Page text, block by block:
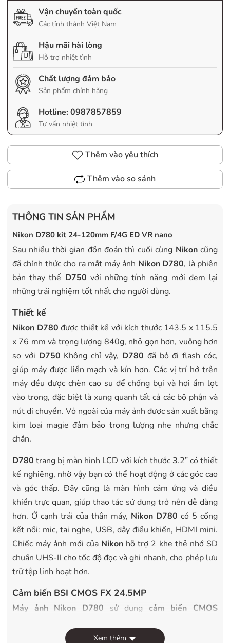
Vận chuyển toàn quốc
Các tỉnh thành Việt Nam
Hậu mãi hài lòng
Hỗ trợ nhiệt tình
Chất lượng đảm bảo
Sản phẩm chính hãng
Hotline:0987857859
Tư vấn nhiệt tình
Thêm vào yêu thích
Thêm vào so sánh
THÔNG TIN SẢN PHẨM
Nikon D780 kit 24-120mm F/4G ED VR nano
Sau nhiều thời gian đồn đoán thì cuối cùng Nikoncũng
đã chính thức cho ra mắt máy ảnh Nikon D780, là phiên
bản thay thế D750 với những tính năng mới đem lại
những trải nghiệm tốt nhất cho người dùng.
Thiết kế
Nikon D780 được thiết kế với kích thước 143.5 x 115.5
x 76 mm và trọng lượng 840g, nhỏ gọn hơn, vuông hơn
so với D750 Không chỉ vậy, D780 đã bỏ đi flash cóc,
giúp máy được liền mạch và kín hơn. Các vị trí hở trên
máy đều được chèn cao su để chống bụi và hơi ẩm lọt
vào trong, đặc biệt là xung quanh tất cả các bộ phận và
nút di chuyển. Vỏ ngoài của máy ảnh được sản xuất bằng
kim loại magie đảm bảo trọng lượng nhẹ nhưng chắc
chắn.
D780 trang bị màn hình LCD với kích thước 3.2” có thiết
kế nghiêng, nhờ vậy bạn có thể hoạt động ở các góc cao
và góc thấp. Đây cũng là màn hình cảm ứng và điều
khiển trực quan, giúp thao tác sử dụng trở nên dễ dàng
hơn. Ở cạnh trái của thân máy, Nikon D780 có 5 cổng
kết nối: mic, tai nghe, USB, dây điều khiển, HDMI mini.
Chiếc máy ảnh mới của Nikonhỗ trợ 2 khe thẻ nhớ SD
chuẩn UHS-II cho tốc độ đọc và ghi nhanh, cho phép lưu
trữ tệp linh hoạt hơn.
Cảm biến BSI CMOS FX 24.5MP
Máy ảnh Nikon D780 sử dụng cảm biến CMOS
tương tự như mẫu
mirroless Z6. Cảm biến này có độ
Xem thêm